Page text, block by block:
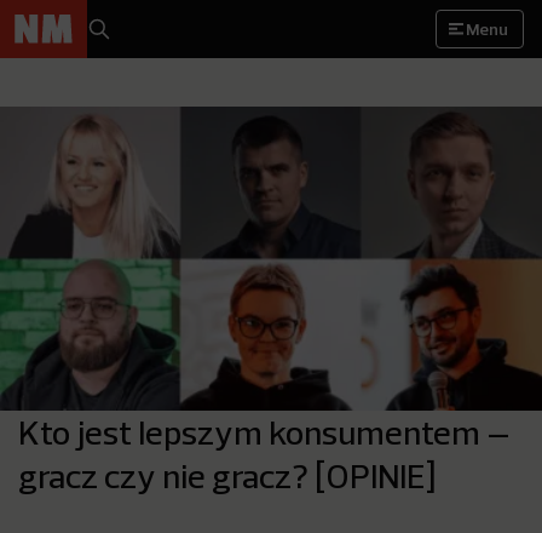
Menu
Kto jest lepszym konsumentem –
gracz czy nie gracz? [OPINIE]